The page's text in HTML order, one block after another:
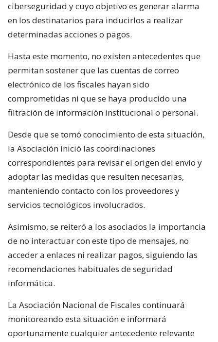
ciberseguridad y cuyo objetivo es generar alarma
en los destinatarios para inducirlos a realizar
determinadas acciones o pagos.
Hasta este momento, no existen antecedentes que
permitan sostener que las cuentas de correo
electrónico de los fiscales hayan sido
comprometidas ni que se haya producido una
filtración de información institucional o personal.
Desde que se tomó conocimiento de esta situación,
la Asociación inició las coordinaciones
correspondientes para revisar el origen del envío y
adoptar las medidas que resulten necesarias,
manteniendo contacto con los proveedores y
servicios tecnológicos involucrados.
Asimismo, se reiteró a los asociados la importancia
de no interactuar con este tipo de mensajes, no
acceder a enlaces ni realizar pagos, siguiendo las
recomendaciones habituales de seguridad
informática.
La Asociación Nacional de Fiscales continuará
monitoreando esta situación e informará
oportunamente cualquier antecedente relevante